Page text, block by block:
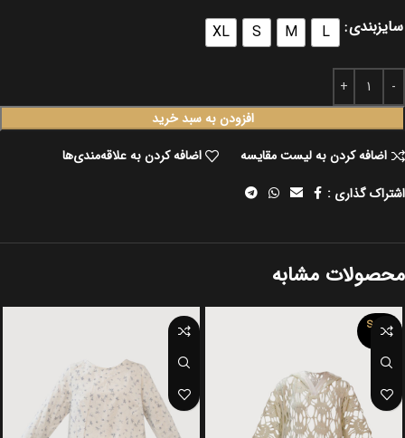
سایزبندی L
M
S
XL
افزودن به سبد خرید
اضافه کردن به لیست مقایسه
اضافه کردن به علاقه‌مندی‌ها
اشتراک گذاری :
محصولات مشابه
SOLD
OUT